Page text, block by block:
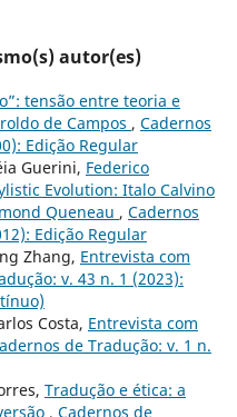
autor(es)
tensão entre teoria e
de Campos , Cadernos
Edição Regular
Guerini, Federico
Evolution: Italo Calvino
Queneau , Cadernos
Edição Regular
Zhang, Entrevista com
v. 43 n. 1 (2023):
Costa, Entrevista com
de Tradução: v. 1 n.
Tradução e ética: a
, Cadernos de